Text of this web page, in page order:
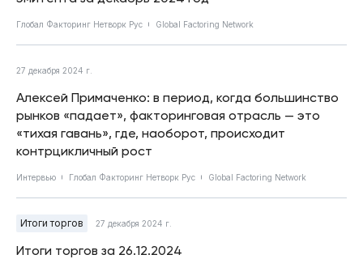
Глобал Факторинг Нетворк Рус Global Factoring Network
27 декабря 2024 г.
Алексей Примаченко: в период, когда большинство
рынков «падает», факторинговая отрасль — это
«тихая гавань», где, наоборот, происходит
контрцикличный рост
Интервью Глобал Факторинг Нетворк Рус Global Factoring Network
Итоги торгов 27 декабря 2024 г.
Итоги торгов за 26.12.2024